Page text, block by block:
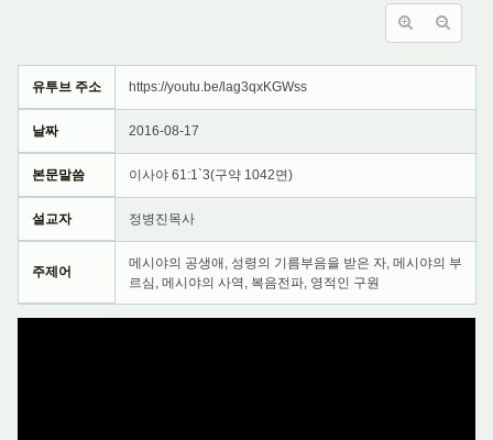
유투브 주소 https://youtu.be/lag3qxKGWss
날짜 2016-08-17
본문말씀 이사야 61:1`3(구약 1042면)
설교자 정병진목사
주제어
메시야의 공생애, 성령의 기름부음을 받은 자, 메시야의 부
르심, 메시야의 사역, 복음전파, 영적인 구원